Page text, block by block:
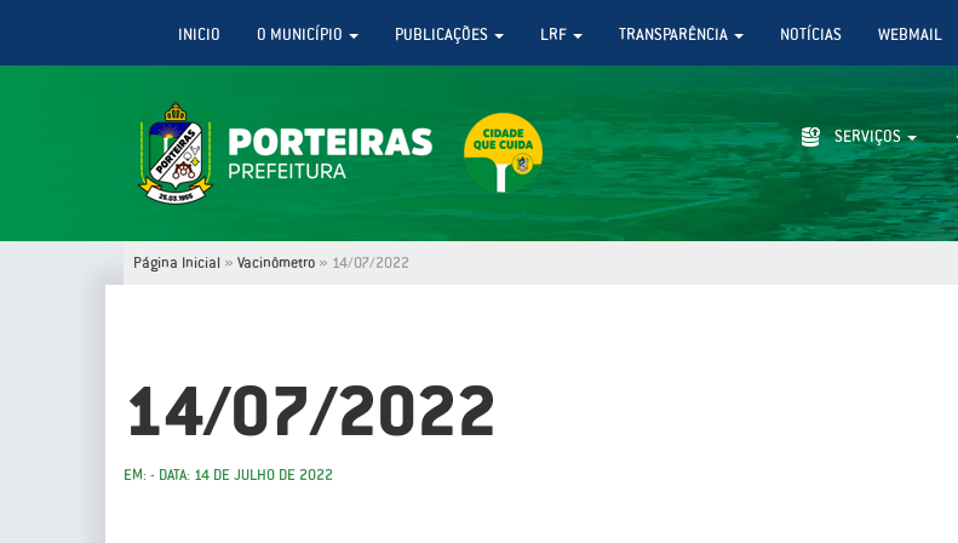
INICIO O MUNICÍPIO PUBLICAÇÕES LRF TRANSPARÊNCIA NOTÍCIAS WEBMAIL
SERVIÇOS
Página Inicial » Vacinômetro » 14/07/2022
14/07/2022
EM: - DATA: 14 DE JULHO DE 2022